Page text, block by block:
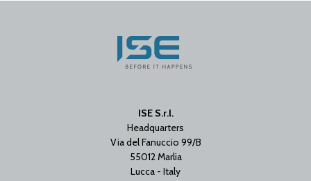
ISE S.r.l.
Headquarters
Via del Fanuccio 99/B
55012 Marlia
Lucca - Italy